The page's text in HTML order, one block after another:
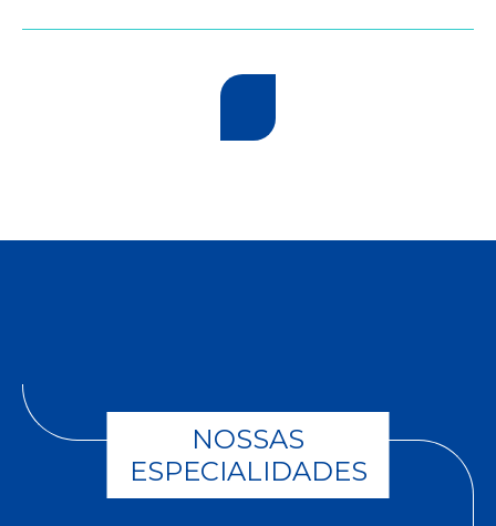
NOSSAS
ESPECIALIDADES